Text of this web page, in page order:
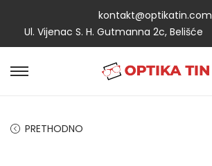
kontakt@optikatin.com
Ul. Vijenac S. H. Gutmanna 2c, Belišće
PRETHODNO